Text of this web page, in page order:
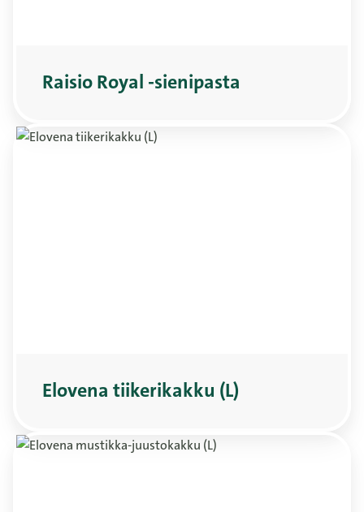
Raisio Royal -sienipasta
Elovena tiikerikakku (L)